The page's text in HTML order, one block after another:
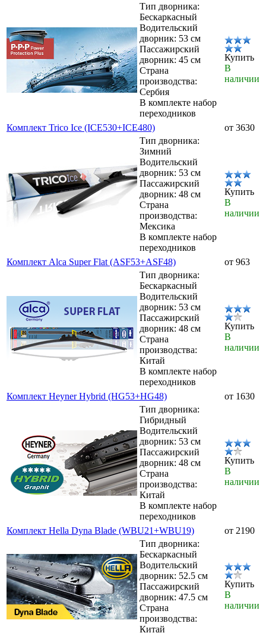
Тип дворника:
Бескаркасный
Водительский
дворник: 53 см
Пассажирский
дворник: 45 см
Страна
производства:
Сербия
В комплекте набор
переходников
Купить
В
наличии
Комплект Trico Ice (ICE530+ICE480)
от 3630
Тип дворника:
Зимний
Водительский
дворник: 53 см
Пассажирский
дворник: 48 см
Страна
производства:
Мексика
В комплекте набор
переходников
Купить
В
наличии
Комплект Alca Super Flat (ASF53+ASF48)
от 963
Тип дворника:
Бескаркасный
Водительский
дворник: 53 см
Пассажирский
дворник: 48 см
Страна
производства:
Китай
В комплекте набор
переходников
Купить
В
наличии
Комплект Heyner Hybrid (HG53+HG48)
от 1630
Тип дворника:
Гибридный
Водительский
дворник: 53 см
Пассажирский
дворник: 48 см
Страна
производства:
Китай
В комплекте набор
переходников
Купить
В
наличии
Комплект Hella Dyna Blade (WBU21+WBU19)
от 2190
Тип дворника:
Бескаркасный
Водительский
дворник: 52.5 см
Пассажирский
дворник: 47.5 см
Страна
производства:
Китай
Купить
В
наличии